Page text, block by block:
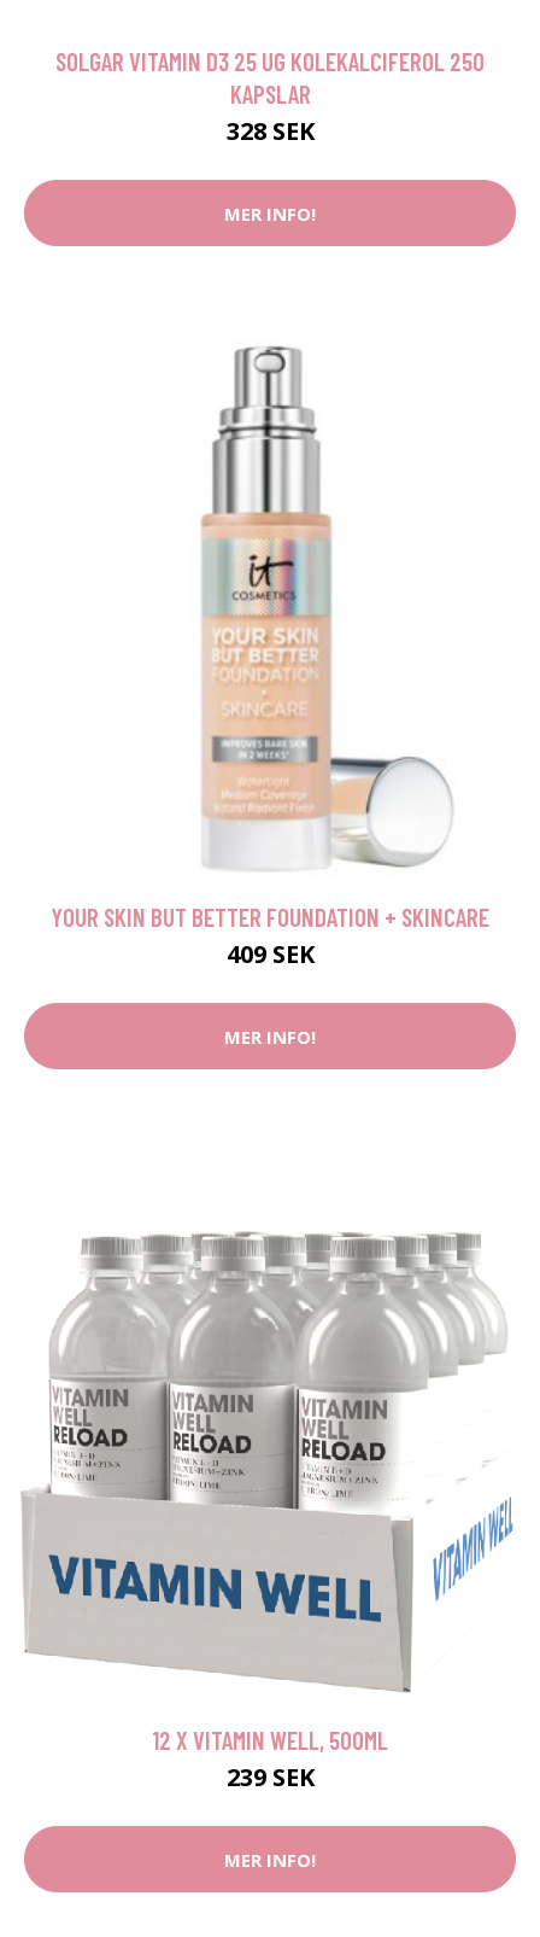
SOLGAR VITAMIN D3 25 UG KOLEKALCIFEROL 250
KAPSLAR
328 SEK
MER INFO!
YOUR SKIN BUT BETTER FOUNDATION + SKINCARE
409 SEK
MER INFO!
12 X VITAMIN WELL, 500ML
239 SEK
MER INFO!